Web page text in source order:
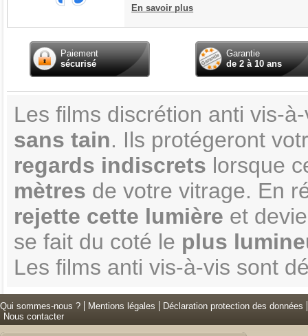
En savoir plus
Paiement
sécurisé
Garantie
de 2 à 10 ans
Les films discrétion anti vis-
sans tain. Ils protégeront
regards indiscrets lorsque
mètres de votre vitrage. En
rejette cette lumière et
se fait du coté le plus
Les films anti vis-à-vis sont
Qui sommes-nous ? Mentions légales
Déclaration protection des données
Nous contacter